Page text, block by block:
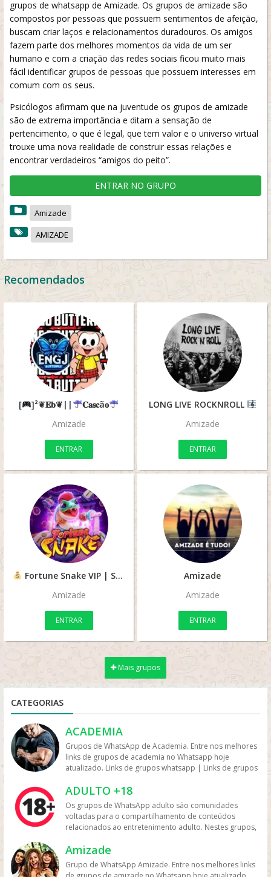
grupos de whatsapp de Amizade. Os grupos de amizade são
compostos por pessoas que possuem sentimentos de afeição,
buscam criar laços e relacionamentos duradouros. Os amigos
fazem parte dos melhores momentos da vida de um ser
humano e com a criação das redes sociais ficou muito mais
fácil identificar grupos de pessoas que possuem interesses em
comum com os seus.
Psicólogos afirmam que na juventude os grupos de amizade
são de extrema importância e ditam a sensação de
pertencimento, o que é legal, que tem valor e o universo virtual
trouxe uma nova realidade de construir essas relações e
encontrar verdadeiros “amigos do peito”.
ENTRAR NO GRUPO
Amizade
AMIZADE
Recomendados
[ ]²❦𝐄𝐛❦||
𝐂𝐚𝐬𝐜ã𝐨
Amizade
ENTRAR
LONG LIVE ROCKNROLL
Amizade
ENTRAR
Fortune Snake VIP | Sinais Diário
Amizade
ENTRAR
Amizade
Amizade
ENTRAR
Mais grupos
CATEGORIAS
ACADEMIA
Grupos de WhatsApp de Academia. Entre nos melhores
links de grupos de academia no Whatsapp hoje
atualizado. Links de grupos whatsapp | Links de grupos
de Whatsapp – Link Grupo Whatsapp. Só os melhores
links de grupos do Whatsapp entre agora porque os
links podem expirar. Mas antes compartilhe os grupos
na redes sociais. Conheça os grupos na rede sociais
whatsapp e converse com pessoas porque é tudo de
bom. Interaja com pessoas do brasil inteiro e também
de fora do brasil. Em grupos de whatsapp, entre em
grupos que pessoa legais. Grupos de academia
ADULTO +18
Os grupos de WhatsApp adulto são comunidades
voltadas para o compartilhamento de conteúdos
relacionados ao entretenimento adulto. Nestes grupos,
discutir temas como sensualidade, relacionamento e
experiências pessoais. Muitos desses grupos focam na
interação entre adultos com interesses em comum,
Amizade
Grupo de WhatsApp Amizade. Entre nos melhores links